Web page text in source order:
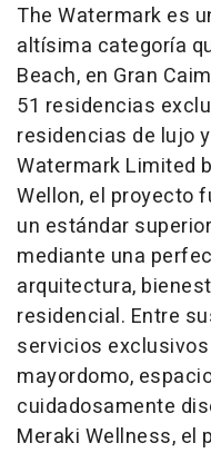
The Watermark es
altísima categoría
Beach, en Gran
51 residencias
residencias de lujo
Watermark Limited
Wellon, el proyecto
un estándar
mediante una
arquitectura,
residencial. Entre
servicios
mayordomo,
cuidadosamente
Meraki Wellness, el